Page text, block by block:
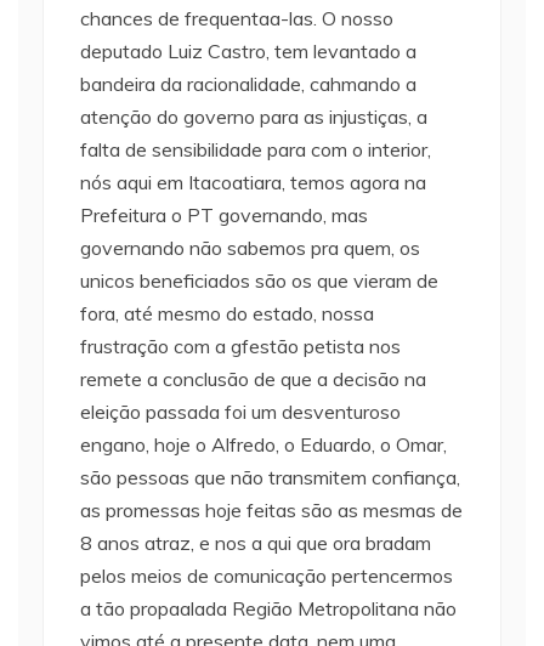
chances de frequentaa-las. O nosso
deputado Luiz Castro, tem levantado a
bandeira da racionalidade, cahmando a
atenção do governo para as injustiças, a
falta de sensibilidade para com o interior,
nós aqui em Itacoatiara, temos agora na
Prefeitura o PT governando, mas
governando não sabemos pra quem, os
unicos beneficiados são os que vieram de
fora, até mesmo do estado, nossa
frustração com a gfestão petista nos
remete a conclusão de que a decisão na
eleição passada foi um desventuroso
engano, hoje o Alfredo, o Eduardo, o Omar,
são pessoas que não transmitem confiança,
as promessas hoje feitas são as mesmas de
8 anos atraz, e nos a qui que ora bradam
pelos meios de comunicação pertencermos
a tão propaalada Região Metropolitana não